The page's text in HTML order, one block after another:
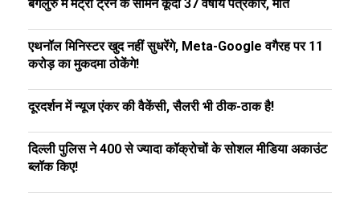
बेंगलुरु में मेट्रो ट्रेन के सामने कूदा 37 वर्षीय पत्रकार, मौत
एथनॉल मिनिस्टर खुद नहीं सुधरेंगे, Meta-Google वगैरह पर 11
करोड़ का मुकदमा ठोकेंगे!
दूरदर्शन में न्यूज एंकर की वैकेंसी, सैलरी भी ठीक-ठाक है!
दिल्ली पुलिस ने 400 से ज्यादा कॉक्रोचों के सोशल मीडिया अकाउंट
ब्लॉक किए!